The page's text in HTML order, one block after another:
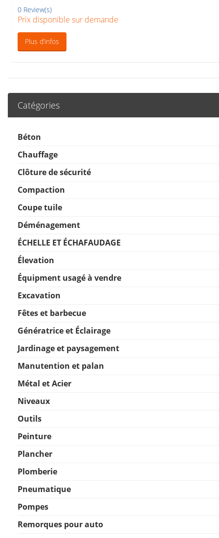
0 Review(s)
Prix disponible sur demande
Plus d’infos
Catégories
Béton
Chauffage
Clôture de sécurité
Compaction
Coupe tuile
Déménagement
ÉCHELLE ET ÉCHAFAUDAGE
Élevation
Équipment usagé à vendre
Excavation
Fêtes et barbecue
Génératrice et Éclairage
Jardinage et paysagement
Manutention et palan
Métal et Acier
Niveaux
Outils
Peinture
Plancher
Plomberie
Pneumatique
Pompes
Remorques pour auto